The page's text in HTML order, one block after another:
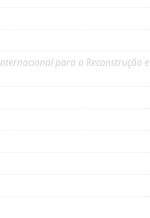
para a Reconstrução e